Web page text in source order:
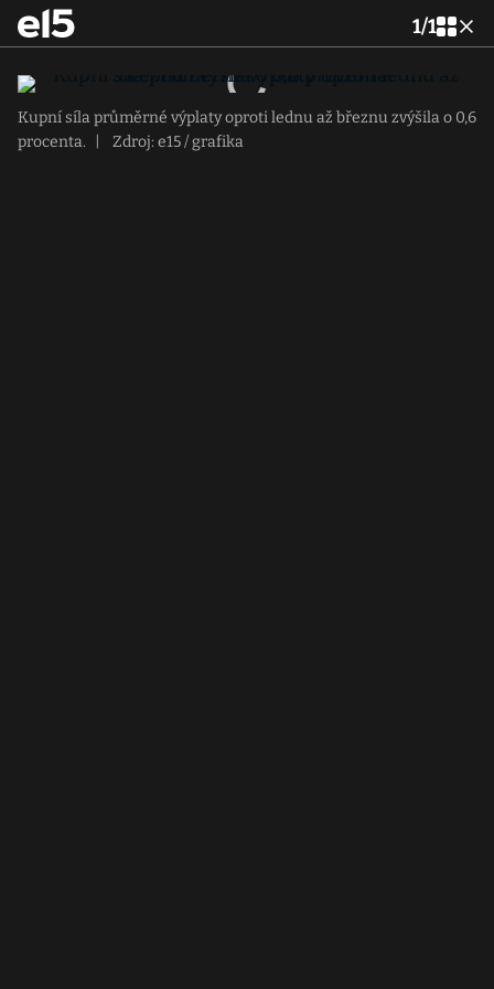
1/1
Kupní síla průměrné výplaty oproti lednu až březnu zvýšila o 0,6
procenta.
Zdroj: e15 / grafika